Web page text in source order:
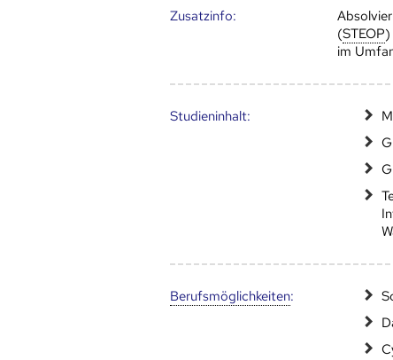
Zusatz­info:
(STEOP
im
Studien­inhalt:
Berufs­möglich­keiten: